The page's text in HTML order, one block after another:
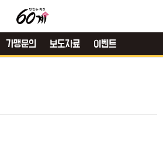
가맹문의 보도자료 이벤트